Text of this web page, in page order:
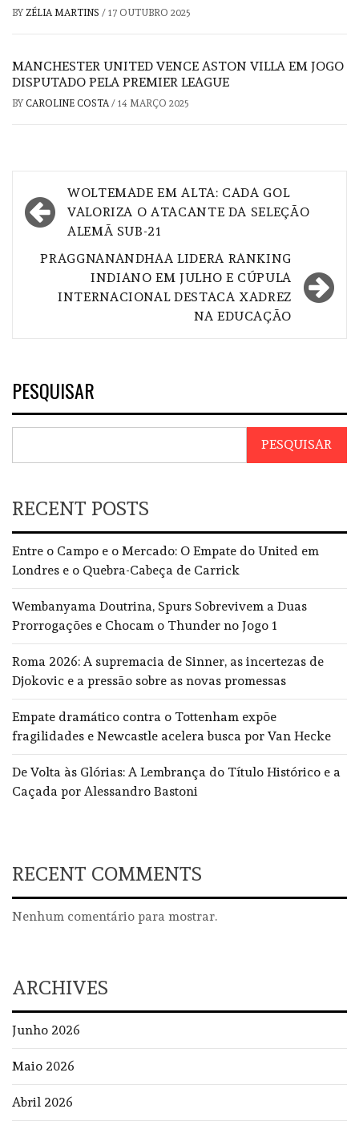
BY ZÉLIA MARTINS / 17 OUTUBRO 2025
MANCHESTER UNITED VENCE ASTON VILLA EM JOGO
DISPUTADO PELA PREMIER LEAGUE
BY CAROLINE COSTA / 14 MARÇO 2025
Navegação
de
artigos
WOLTEMADE EM ALTA: CADA GOL
VALORIZA O ATACANTE DA SELEÇÃO
ALEMÃ SUB-21
PRAGGNANANDHAA LIDERA RANKING
INDIANO EM JULHO E CÚPULA
INTERNACIONAL DESTACA XADREZ
NA EDUCAÇÃO
PESQUISAR
PESQUISAR
RECENT POSTS
Entre o Campo e o Mercado: O Empate do United em
Londres e o Quebra-Cabeça de Carrick
Wembanyama Doutrina, Spurs Sobrevivem a Duas
Prorrogações e Chocam o Thunder no Jogo 1
Roma 2026: A supremacia de Sinner, as incertezas de
Djokovic e a pressão sobre as novas promessas
Empate dramático contra o Tottenham expõe
fragilidades e Newcastle acelera busca por Van Hecke
De Volta às Glórias: A Lembrança do Título Histórico e a
Caçada por Alessandro Bastoni
RECENT COMMENTS
Nenhum comentário para mostrar.
ARCHIVES
Junho 2026
Maio 2026
Abril 2026